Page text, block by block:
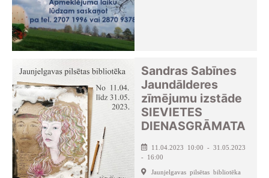
Sandras Sabīnes
Jaundālderes
zīmējumu izstāde
SIEVIETES
DIENASGRĀMATA
11.04.2023 10:00 - 31.05.2023
- 16:00
Jaunjelgavas pilsētas bibliotēka